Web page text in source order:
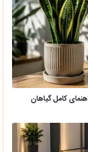
کامل گیاهان